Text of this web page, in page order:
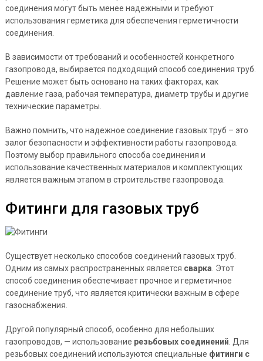
соединения могут быть менее надежными и требуют
использования герметика для обеспечения герметичности
соединения.
В зависимости от требований и особенностей конкретного
газопровода, выбирается подходящий способ соединения труб.
Решение может быть основано на таких факторах, как
давление газа, рабочая температура, диаметр трубы и другие
технические параметры.
Важно помнить, что надежное соединение газовых труб – это
залог безопасности и эффективности работы газопровода.
Поэтому выбор правильного способа соединения и
использование качественных материалов и комплектующих
является важным этапом в строительстве газопровода.
Фитинги для газовых труб
Существует несколько способов соединений газовых труб.
Одним из самых распространенных является сварка . Этот
способ соединения обеспечивает прочное и герметичное
соединение труб, что является критически важным в сфере
газоснабжения.
Другой популярный способ, особенно для небольших
газопроводов, — использование резьбовых соединений . Для
резьбовых соединений используются специальные фитинги с